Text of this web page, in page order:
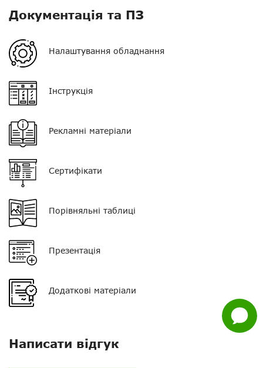
Задати
питання
Пиловологозахист ?
Розмір
Вага
Гарантія
Екран
Клавіатура
Тип мікрофона
Кнопка PTT
Роз'єм
Документація та ПЗ
Налаштування обладнання
Інструкція
Рекламні матеріали
Сертифікати
Порівняльні таблиці
Презентація
Додаткові матеріали
Написати відгук